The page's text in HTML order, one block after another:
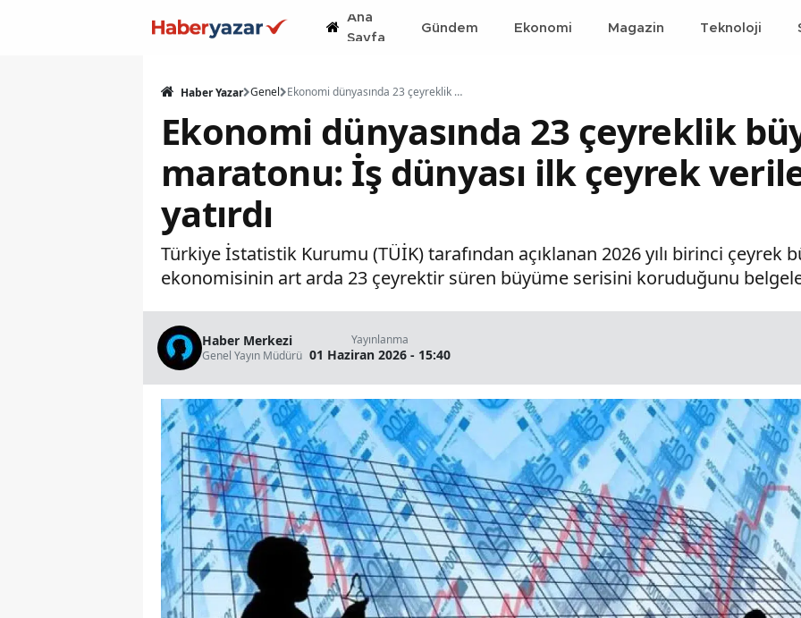
Ana
Sayfa
Gündem Ekonomi Magazin Teknoloji
Haber Yazar Genel Ekonomi dünyasında 23 çeyreklik büyüme maratonu: İş dünyası ilk çeyrek verilerini masaya yatırdı
Ekonomi dünyasında 23 çeyreklik
maratonu: İş dünyası ilk çeyrek
yatırdı
Türkiye İstatistik Kurumu (TÜİK) tarafından açıklanan 2026 yılı birinci çeyrek
ekonomisinin art arda 23 çeyrektir süren büyüme serisini koruduğunu
Haber Merkezi
Genel Yayın Müdürü
Yayınlanma
01 Haziran 2026 - 15:40